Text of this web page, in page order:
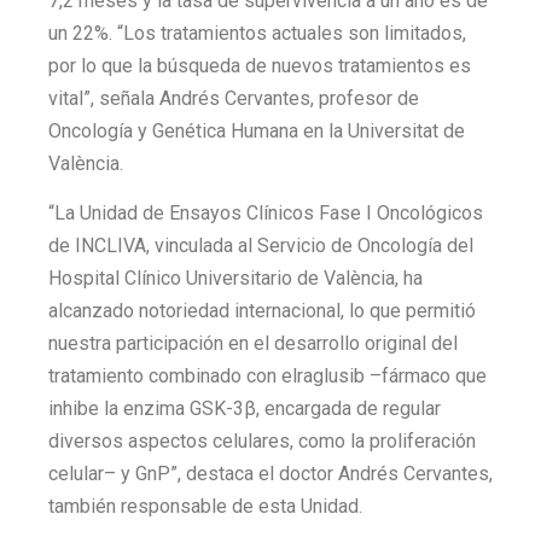
un 22%. “Los tratamientos actuales son limitados,
por lo que la búsqueda de nuevos tratamientos es
vital”, señala Andrés Cervantes, profesor de
Oncología y Genética Humana en la Universitat de
València.
“La Unidad de Ensayos Clínicos Fase I Oncológicos
de INCLIVA, vinculada al Servicio de Oncología del
Hospital Clínico Universitario de València, ha
alcanzado notoriedad internacional, lo que permitió
nuestra participación en el desarrollo original del
tratamiento combinado con elraglusib –fármaco que
inhibe la enzima GSK-3β, encargada de regular
diversos aspectos celulares, como la proliferación
celular– y GnP”, destaca el doctor Andrés Cervantes,
también responsable de esta Unidad.